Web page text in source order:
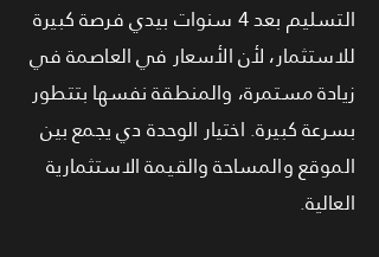
التسليم بعد 4 سنوات بيدي فرصة كبيرة
للاستثمار، لأن الأسعار في العاصمة في
زيادة مستمرة، والمنطقة نفسها بتتطور
بسرعة كبيرة. اختيار الوحدة دي يجمع بين
الموقع والمساحة والقيمة الاستثمارية
العالية.